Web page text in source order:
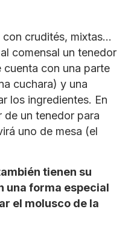
con crudités, mixtas…
comensal un tenedor
cuenta con una parte
cuchara) y una
los ingredientes. En
de un tenedor para
uno de mesa (el
tienen su
una forma especial
el molusco de la